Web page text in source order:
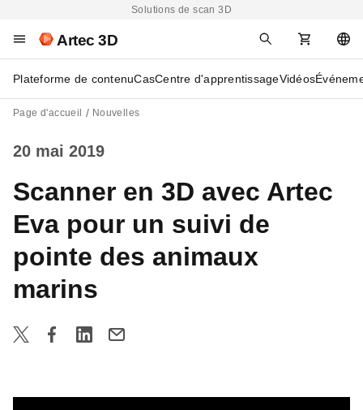
Solutions de scan 3D
Artec 3D
Plateforme de contenuCasCentre d'apprentissageVidéos
Page d'accueil Nouvelles
20 mai 2019
Scanner en 3D avec Artec
Eva pour un suivi de
pointe des animaux
marins